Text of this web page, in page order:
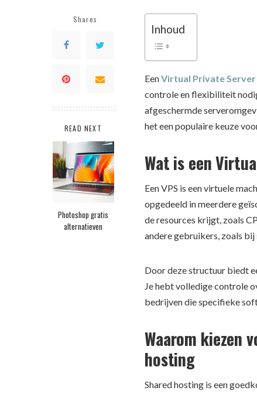
Shares
READ NEXT
Photoshop gratis
alternatieven
Inhoud
EenVirtual Private Server
controle en flexibiliteit
afgeschermde
het een populaire keuze
Wat is een
Een VPS is een virtuele
opgedeeld in meerdere
de resources krijgt, zoals
andere gebruikers, zoals
Door deze structuur biedt
Je hebt volledige controle
bedrijven die specifieke
Waarom kiezen
hosting
Shared hosting is een